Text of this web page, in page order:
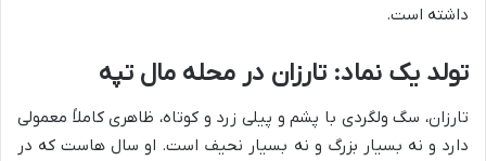
داشته است.
تولد یک نماد: تارزان در محله مال تپه
تارزان، سگ ولگردی با پشم و پیلی زرد و کوتاه، ظاهری کاملاً معمولی
دارد و نه بسیار بزرگ و نه بسیار نحیف است. او سال هاست که در